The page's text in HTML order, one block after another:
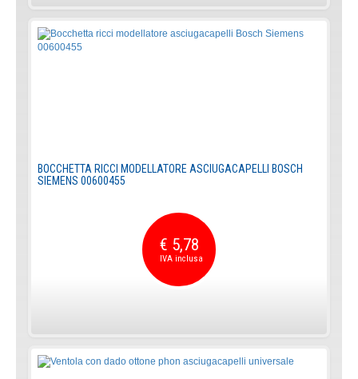
BOCCHETTA RICCI MODELLATORE ASCIUGACAPELLI BOSCH
SIEMENS 00600455
€ 5,78